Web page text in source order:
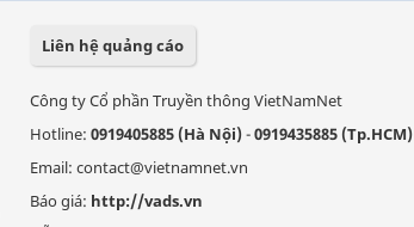
Liên hệ quảng cáo
Công ty Cổ phần Truyền thông VietNamNet
Hotline: 0919405885 (Hà Nội)-0919435885 (Tp.HCM)
Email: contact@vietnamnet.vn
Báo giá: http://vads.vn